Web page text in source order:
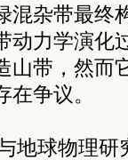
混杂带最终
动力学演化
山带，然而
争议。
地球物理